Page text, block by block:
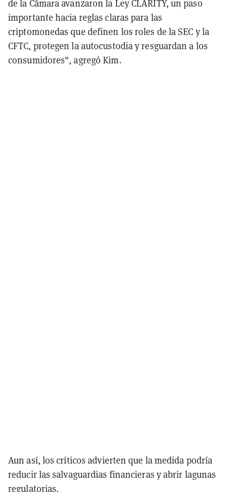
de la Cámara avanzaron la Ley CLARITY, un paso
importante hacia reglas claras para las
criptomonedas que definen los roles de la SEC y la
CFTC, protegen la autocustodia y resguardan a los
consumidores", agregó Kim.
Aun así, los críticos advierten que la medida podría
reducir las salvaguardias financieras y abrir lagunas
regulatorias.